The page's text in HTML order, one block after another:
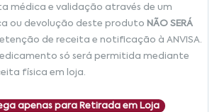
médica e validação através de um
ou devolução deste produto NÃO SERÁ
de receita e notificação à ANVISA.
só será permitida mediante
física em loja.
apenas para Retirada em Loja